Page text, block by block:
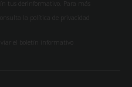
tus derinformativo. Para más
la política de privacidad
el boletín informativo